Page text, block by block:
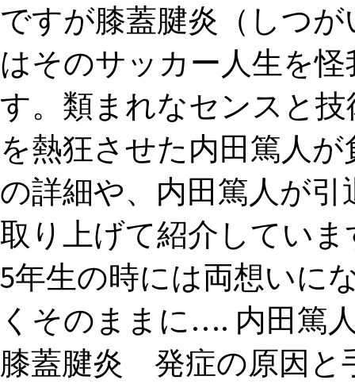
ですが膝蓋腱炎（しつ
はそのサッカー人生を
す。類まれなセンスと
を熱狂させた内田篤人
の詳細や、内田篤人が
取り上げて紹介していま
5年生の時には両想いに
くそのままに…. 内田篤
膝蓋腱炎 発症の原因と